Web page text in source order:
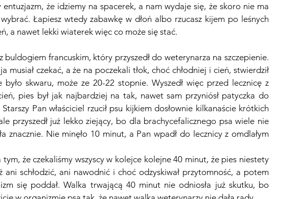
że idziemy na spacerek, a nam wydaje się, że skoro nie ma
Łapiesz wtedy zabawkę w dłoń albo rzucasz kijem po leśnych
a nawet lekki wiaterek więc co może się stać.
buldogiem francuskim, który przyszedł do weterynarza na szczepienie.
musiał czekać, a że na poczekali tłok, choć chłodniej i cień, stwierdził
skwaru, może ze 20-22 stopnie. Wyszedł więc przed lecznicę z
pies był jak najbardziej na tak, nawet sam przyniósł patyczka do
Pan właściciel rzucił psu kijkiem dosłownie kilkanaście krótkich
przyszedł już lekko ziejący, bo dla brachycefalicznego psa wiele nie
znacznie. Nie minęło 10 minut, a Pan wpadł do lecznicy z omdlałym
tym, że czekaliśmy wszyscy w kolejce kolejne 40 minut, że pies niestety
ani schłodzić, ani nawodnić i choć odzyskiwał przytomność, a potem
się poddał. Walka trwającą 40 minut nie odniosła już skutku, bo